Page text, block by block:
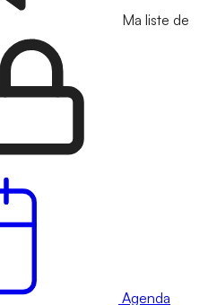
Ma liste de
Agenda